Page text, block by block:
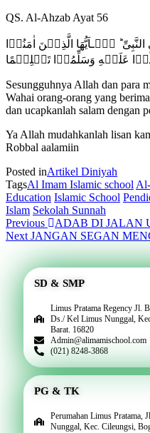
QS. Al-Ahzab Ayat 56
النَّبِىِّ ؕ يٰۤـاَيُّهَا الَّذِيۡنَ اٰمَنُوۡا
عَلَيۡهِ وَسَلِّمُوۡا تَسۡلِيۡمًا‏
Sesungguhnya Allah dan para
Wahai orang-orang yang
dan ucapkanlah salam dengan
Ya Allah mudahkanlah lisan
Robbal aalamiin
Posted inArtikel Diniyah
TagsAl Imam Islamic school
Education Islamic School
Islam Sekolah Sunnah
Previous
ADAB DI JALAN
Next JANGAN SEGAN
SD & SMP
Limus Pratama Regency Jl.
Ds./ Kel Limus Nunggal,
Barat. 16820
Admin@alimamischool.com
(021) 8248-3868
PG & TK
Perumahan Limus Pratama,
Nunggal, Kec. Cileungsi,